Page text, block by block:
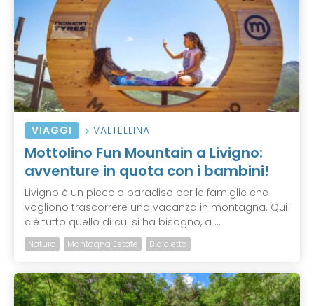
VIAGGI VALTELLINA
Mottolino Fun Mountain a Livigno:
avventure in quota con i bambini!
Livigno è un piccolo paradiso per le famiglie che
vogliono trascorrere una vacanza in montagna. Qui
c'è tutto quello di cui si ha bisogno, a ...
Natura Montagna Estate Bicicletta